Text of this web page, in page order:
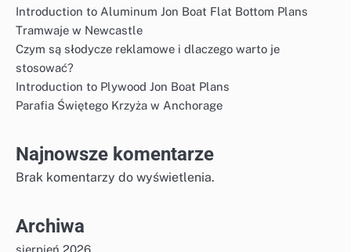
Introduction to Aluminum Jon Boat Flat Bottom Plans
Tramwaje w Newcastle
Czym są słodycze reklamowe i dlaczego warto je
stosować?
Introduction to Plywood Jon Boat Plans
Parafia Świętego Krzyża w Anchorage
Najnowsze komentarze
Brak komentarzy do wyświetlenia.
Archiwa
sierpień 2026